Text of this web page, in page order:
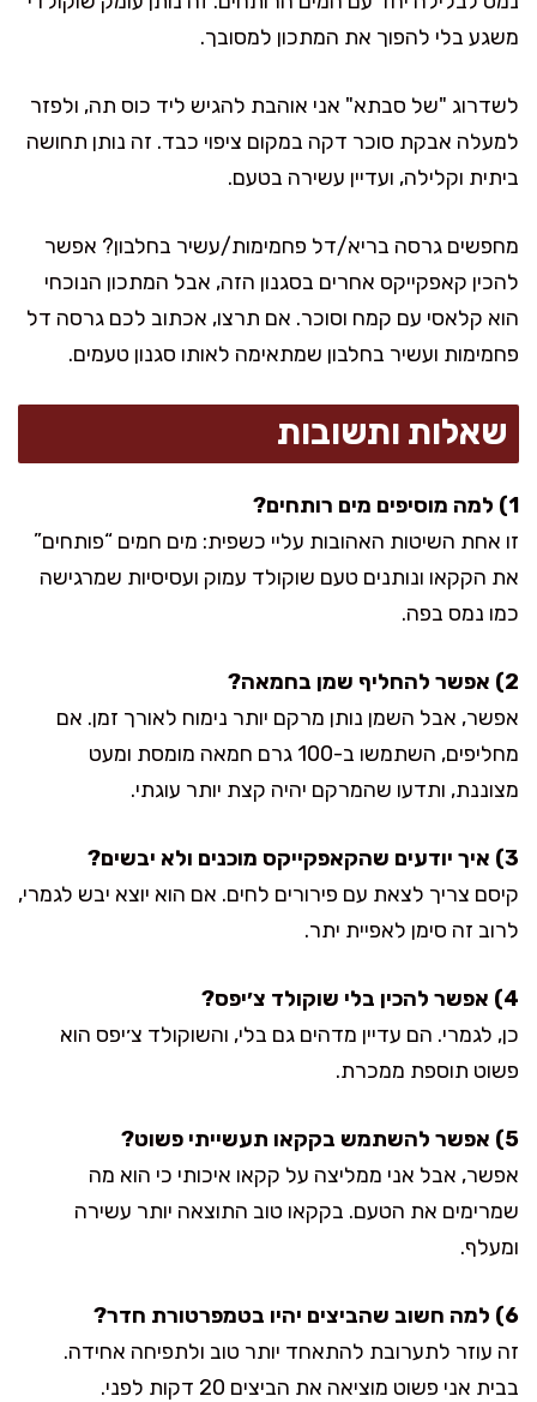
משגע בלי להפוך את המתכון למסובך.
לשדרוג "של סבתא" אני אוהבת להגיש ליד כוס תה, ולפזר
למעלה אבקת סוכר דקה במקום ציפוי כבד. זה נותן תחושה
ביתית וקלילה, ועדיין עשירה בטעם.
מחפשים גרסה בריא/דל פחמימות/עשיר בחלבון? אפשר
להכין קאפקייקס אחרים בסגנון הזה, אבל המתכון הנוכחי
הוא קלאסי עם קמח וסוכר. אם תרצו, אכתוב לכם גרסה דל
פחמימות ועשיר בחלבון שמתאימה לאותו סגנון טעמים.
שאלות ותשובות
1) למה מוסיפים מים רותחים?
זו אחת השיטות האהובות עליי כשפית: מים חמים “פותחים”
את הקקאו ונותנים טעם שוקולד עמוק ועסיסיות שמרגישה
כמו נמס בפה.
2) אפשר להחליף שמן בחמאה?
אפשר, אבל השמן נותן מרקם יותר נימוח לאורך זמן. אם
מחליפים, השתמשו ב-100 גרם חמאה מומסת ומעט
מצוננת, ותדעו שהמרקם יהיה קצת יותר עוגתי.
3) איך יודעים שהקאפקייקס מוכנים ולא יבשים?
קיסם צריך לצאת עם פירורים לחים. אם הוא יוצא יבש לגמרי,
לרוב זה סימן לאפיית יתר.
4) אפשר להכין בלי שוקולד צ׳יפס?
כן, לגמרי. הם עדיין מדהים גם בלי, והשוקולד צ׳יפס הוא
פשוט תוספת ממכרת.
5) אפשר להשתמש בקקאו תעשייתי פשוט?
אפשר, אבל אני ממליצה על קקאו איכותי כי הוא מה
שמרימים את הטעם. בקקאו טוב התוצאה יותר עשירה
ומעלף.
6) למה חשוב שהביצים יהיו בטמפרטורת חדר?
זה עוזר לתערובת להתאחד יותר טוב ולתפיחה אחידה.
בבית אני פשוט מוציאה את הביצים 20 דקות לפני.